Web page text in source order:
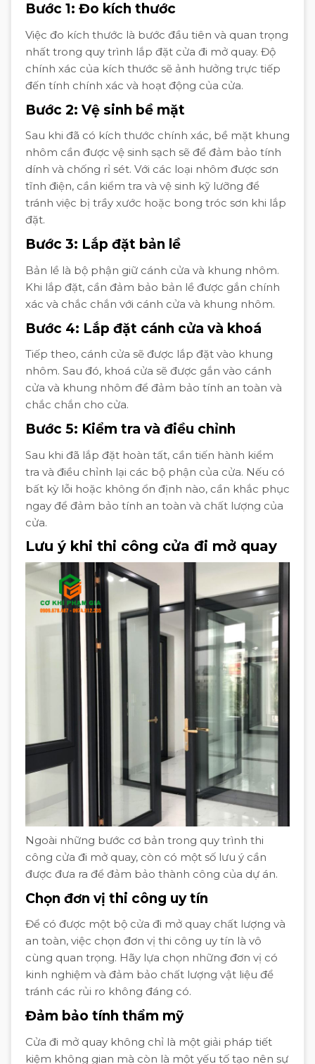
Bước 1: Đo kích thước
Việc đo kích thước là bước đầu tiên và quan trọng
nhất trong quy trình lắp đặt cửa đi mở quay. Độ
chính xác của kích thước sẽ ảnh hưởng trực tiếp
đến tính chính xác và hoạt động của cửa.
Bước 2: Vệ sinh bề mặt
Sau khi đã có kích thước chính xác, bề mặt khung
nhôm cần được vệ sinh sạch sẽ để đảm bảo tính
dính và chống rỉ sét. Với các loại nhôm được sơn
tĩnh điện, cần kiểm tra và vệ sinh kỹ lưỡng để
tránh việc bị trầy xước hoặc bong tróc sơn khi lắp
đặt.
Bước 3: Lắp đặt bản lề
Bản lề là bộ phận giữ cánh cửa và khung nhôm.
Khi lắp đặt, cần đảm bảo bản lề được gắn chính
xác và chắc chắn với cánh cửa và khung nhôm.
Bước 4: Lắp đặt cánh cửa và khoá
Tiếp theo, cánh cửa sẽ được lắp đặt vào khung
nhôm. Sau đó, khoá cửa sẽ được gắn vào cánh
cửa và khung nhôm để đảm bảo tính an toàn và
chắc chắn cho cửa.
Bước 5: Kiểm tra và điều chỉnh
Sau khi đã lắp đặt hoàn tất, cần tiến hành kiểm
tra và điều chỉnh lại các bộ phận của cửa. Nếu có
bất kỳ lỗi hoặc không ổn định nào, cần khắc phục
ngay để đảm bảo tính an toàn và chất lượng của
cửa.
Lưu ý khi thi công cửa đi mở quay
Ngoài những bước cơ bản trong quy trình thi
công cửa đi mở quay, còn có một số lưu ý cần
được đưa ra để đảm bảo thành công của dự án.
Chọn đơn vị thi công uy tín
Để có được một bộ cửa đi mở quay chất lượng và
an toàn, việc chọn đơn vị thi công uy tín là vô
cùng quan trọng. Hãy lựa chọn những đơn vị có
kinh nghiệm và đảm bảo chất lượng vật liệu để
tránh các rủi ro không đáng có.
Đảm bảo tính thẩm mỹ
Cửa đi mở quay không chỉ là một giải pháp tiết
kiệm không gian mà còn là một yếu tố tạo nên sự